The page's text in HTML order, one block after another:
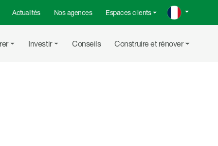
Actualités Nos agences Espaces clients
Investir Conseils Construire et rénover